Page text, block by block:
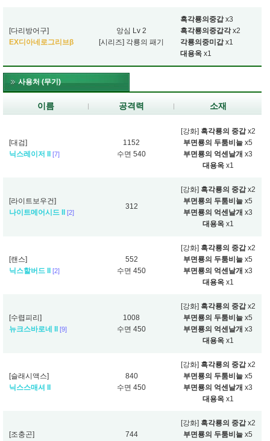
[다리방어구]
EX디아네로그리브β
앙심 Lv 2
[시리즈] 각룡의 패기
흑각룡의중갑x3
흑각룡의중갑각x2
각룡의중미갑x1
대용옥 x1
사용처 (무기)
이름 공격력 소재
[대검]
닉스레이저 II
[7]
1152
수면 540
[강화] 흑각룡의 중갑x2
부면룡의 두툼비늘 x5
부면룡의 억센날개 x3
대용옥x1
[라이트보우건]
나이트메어시드 II
[2]
312
[강화] 흑각룡의 중갑x2
부면룡의 두툼비늘 x5
부면룡의 억센날개 x3
대용옥x1
[랜스]
닉스할버드 II
[2]
552
수면 450
[강화] 흑각룡의 중갑x2
부면룡의 두툼비늘 x5
부면룡의 억센날개 x3
대용옥x1
[수렵피리]
뉴크스바로네 II
[9]
1008
수면 450
[강화] 흑각룡의 중갑x2
부면룡의 두툼비늘 x5
부면룡의 억센날개 x3
대용옥x1
[슬래시액스]
닉스스매셔 II
840
수면 450
[강화] 흑각룡의 중갑x2
부면룡의 두툼비늘 x5
부면룡의 억센날개 x3
대용옥x1
[조충곤]
744
[강화] 흑각룡의 중갑x2
부면룡의 두툼비늘 x5